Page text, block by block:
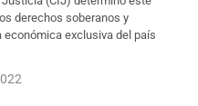
derechos soberanos y
económica exclusiva del país